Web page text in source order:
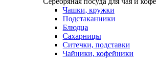
Чашки, кружки
Подстаканники
Блюдца
Сахарницы
Ситечки, подставки
Чайники, кофейники